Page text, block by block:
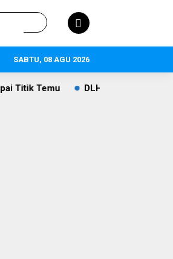
SABTU, 08 AGU 2026
DLH Lebak Dorong Perluasan Sekolah